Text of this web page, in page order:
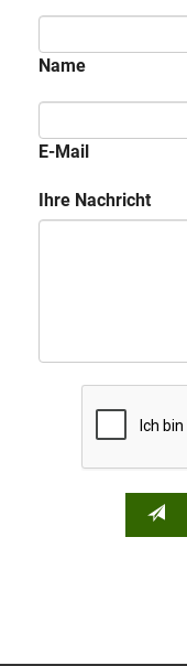
Name
E-Mail
Ihre Nachricht